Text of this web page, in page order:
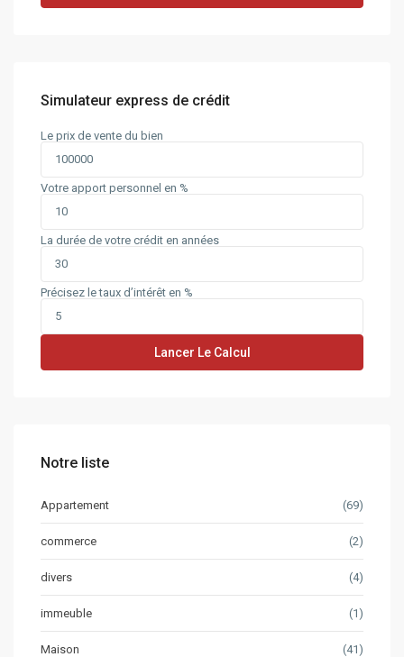
Simulateur express de crédit
Le prix de vente du bien
Votre apport personnel en %
La durée de votre crédit en années
Précisez le taux d’intérêt en %
Lancer Le Calcul
Notre liste
Appartement (69)
commerce (2)
divers (4)
immeuble (1)
Maison (41)